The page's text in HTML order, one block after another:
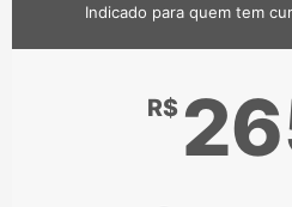
Indicado para quem tem
R$